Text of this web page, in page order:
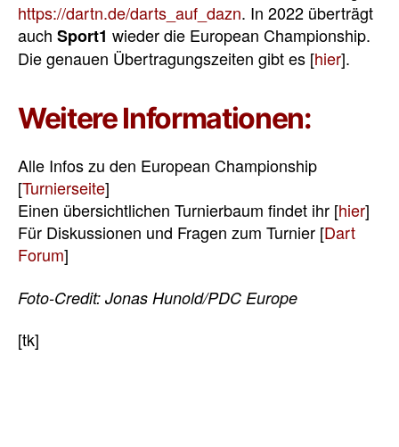
https://dartn.de/darts_auf_dazn. In 2022 überträgt
auch Sport1 wieder die European Championship.
Die genauen Übertragungszeiten gibt es [hier].
Weitere Informationen:
Alle Infos zu den European Championship
[Turnierseite]
Einen übersichtlichen Turnierbaum findet ihr [hier]
Für Diskussionen und Fragen zum Turnier [Dart
Forum]
Foto-Credit: Jonas Hunold/PDC Europe
[tk]